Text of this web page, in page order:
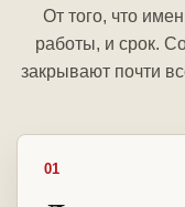
От того, что
работы, и срок.
закрывают почти
01